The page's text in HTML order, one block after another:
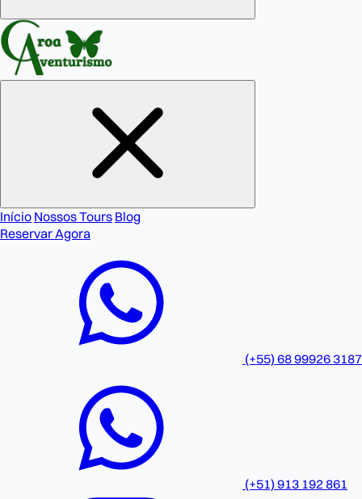
Início Nossos Tours Blog
Reservar Agora
(+55) 68 99926 3187
(+51) 913 192 861